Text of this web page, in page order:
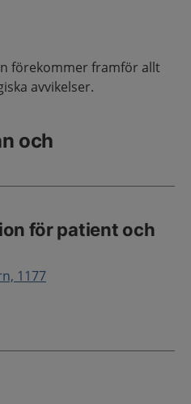
förekommer framför allt
avvikelser.
och
för patient och
1177